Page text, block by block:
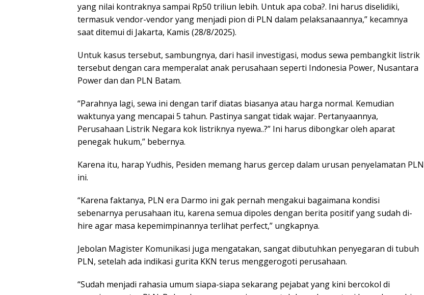
yang nilai kontraknya sampai Rp50 triliun lebih. Untuk apa coba?. Ini harus diselidiki,
termasuk vendor-vendor yang menjadi pion di PLN dalam pelaksanaannya,” kecamnya
saat ditemui di Jakarta, Kamis (28/8/2025).
Untuk kasus tersebut, sambungnya, dari hasil investigasi, modus sewa pembangkit listrik
tersebut dengan cara memperalat anak perusahaan seperti Indonesia Power, Nusantara
Power dan dan PLN Batam.
“Parahnya lagi, sewa ini dengan tarif diatas biasanya atau harga normal. Kemudian
waktunya yang mencapai 5 tahun. Pastinya sangat tidak wajar. Pertanyaannya,
Perusahaan Listrik Negara kok listriknya nyewa..?” Ini harus dibongkar oleh aparat
penegak hukum,” bebernya.
Karena itu, harap Yudhis, Pesiden memang harus gercep dalam urusan penyelamatan PLN
ini.
“Karena faktanya, PLN era Darmo ini gak pernah mengakui bagaimana kondisi
sebenarnya perusahaan itu, karena semua dipoles dengan berita positif yang sudah di-
hire agar masa kepemimpinannya terlihat perfect,” ungkapnya.
Jebolan Magister Komunikasi juga mengatakan, sangat dibutuhkan penyegaran di tubuh
PLN, setelah ada indikasi gurita KKN terus menggerogoti perusahaan.
“Sudah menjadi rahasia umum siapa-siapa sekarang pejabat yang kini bercokol di